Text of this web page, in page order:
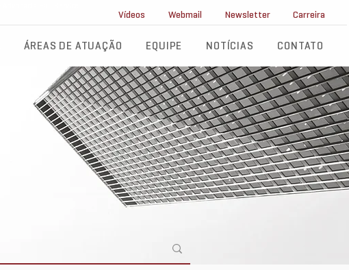
Vídeos Webmail Newsletter Carreira
ÁREAS DE ATUAÇÃO EQUIPE NOTÍCIAS CONTATO